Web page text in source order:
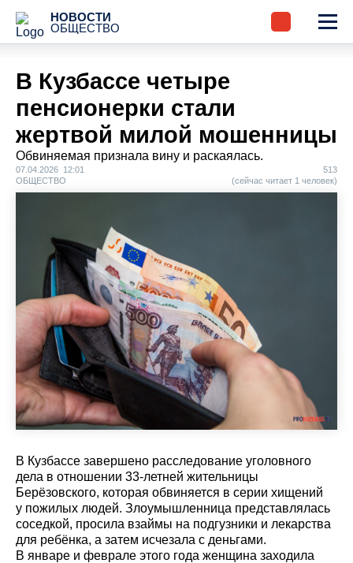
НОВОСТИ
ОБЩЕСТВО
В Кузбассе четыре
пенсионерки стали
жертвой милой мошенницы
Обвиняемая признала вину и раскаялась.
07.04.2026 12:01
ОБЩЕСТВО
513
(сейчас читает 1 человек)
В Кузбассе завершено расследование уголовного
дела в отношении 33-летней жительницы
Берёзовского, которая обвиняется в серии хищений
у пожилых людей. Злоумышленница представлялась
соседкой, просила взаймы на подгузники и лекарства
для ребёнка, а затем исчезала с деньгами.
В январе и феврале этого года женщина заходила